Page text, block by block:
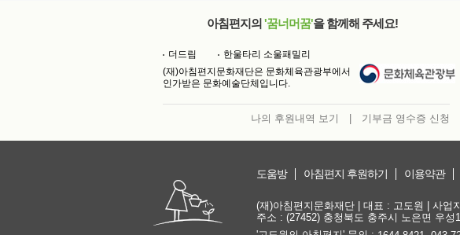
아침편지의 '꿈너머꿈'을 함께해 주세요!
더드림
한울타리 소울패밀리
(재)아침편지문화재단은 문화체육관광부에서
인가받은 문화예술단체입니다.
나의 후원내역 보기 기부금 영수증 신청
도움방 아침편지 후원하기 이용약관
(재)아침편지문화재단 | 대표 : 고도원 | 사업
주소 : (27452) 충청북도 충주시 노은면 우성